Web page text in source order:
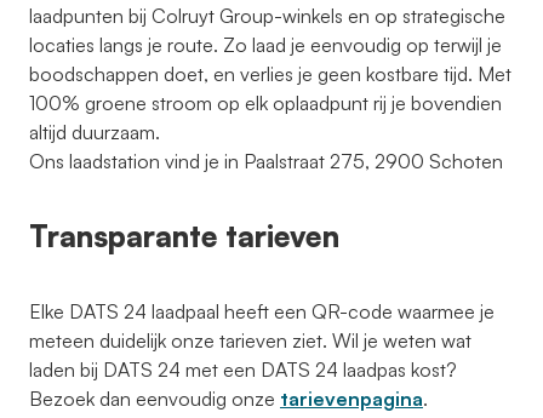
laadpunten bij Colruyt Group-winkels en op strategische
locaties langs je route. Zo laad je eenvoudig op terwijl je
boodschappen doet, en verlies je geen kostbare tijd. Met
100% groene stroom op elk oplaadpunt rij je bovendien
altijd duurzaam.
Ons laadstation vind je in Paalstraat 275, 2900 Schoten
Transparante tarieven
Elke DATS 24 laadpaal heeft een QR-code waarmee je
meteen duidelijk onze tarieven ziet. Wil je weten wat
laden bij DATS 24 met een DATS 24 laadpas kost?
Bezoek dan eenvoudig onze tarievenpagina.